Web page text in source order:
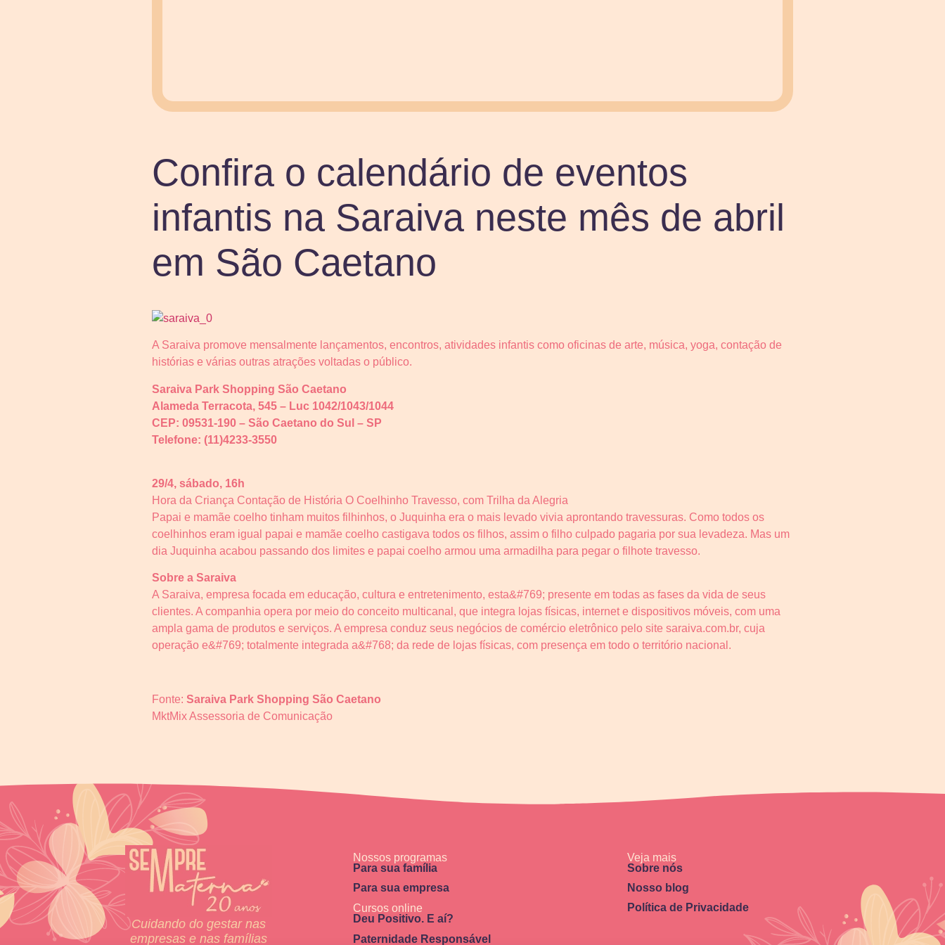
Confira o calendário de eventos
infantis na Saraiva neste mês de abril
em São Caetano
A Saraiva promove mensalmente lançamentos, encontros, atividades infantis como oficinas de arte, música, yoga, contação de
histórias e várias outras atrações voltadas o público.
Saraiva Park Shopping São Caetano
Alameda Terracota, 545 – Luc 1042/1043/1044
CEP: 09531-190 – São Caetano do Sul – SP
Telefone: (11)4233-3550
29/4, sábado, 16h
Hora da Criança Contação de História O Coelhinho Travesso, com Trilha da Alegria
Papai e mamãe coelho tinham muitos filhinhos, o Juquinha era o mais levado vivia aprontando travessuras. Como todos os
coelhinhos eram igual papai e mamãe coelho castigava todos os filhos, assim o filho culpado pagaria por sua levadeza. Mas um
dia Juquinha acabou passando dos limites e papai coelho armou uma armadilha para pegar o filhote travesso.
Sobre a Saraiva
A Saraiva, empresa focada em educação, cultura e entretenimento, esta&#769; presente em todas as fases da vida de seus
clientes. A companhia opera por meio do conceito multicanal, que integra lojas físicas, internet e dispositivos móveis, com uma
ampla gama de produtos e serviços. A empresa conduz seus negócios de comércio eletrônico pelo site saraiva.com.br, cuja
operação e&#769; totalmente integrada a&#768; da rede de lojas físicas, com presença em todo o território nacional.
Fonte: Saraiva Park Shopping São Caetano
MktMix Assessoria de Comunicação
Cuidando do gestar nas
empresas e nas famílias
Nossos programas
Para sua família
Para sua empresa
Cursos online
Deu Positivo. E aí?
Paternidade Responsável
Veja mais
Sobre nós
Nosso blog
Política de Privacidade